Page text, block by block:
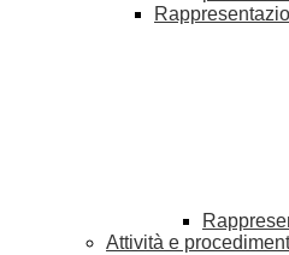
Attività e